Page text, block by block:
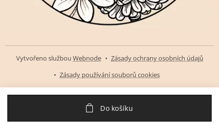
Do košíku
Vytvořeno službou Webnode
Zásady ochrany osobních údajů
Zásady používání souborů cookies